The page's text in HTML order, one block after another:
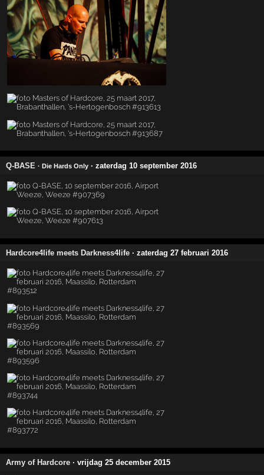
Q-BASE · Die Hards Only · zaterdag 10 september 2016
Hardcore4life meets Darkness4life · zaterdag 27 februari 2016
Army of Hardcore · vrijdag 25 december 2015